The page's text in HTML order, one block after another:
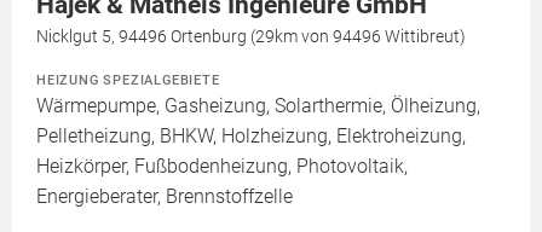
Nicklgut 5, 94496 Ortenburg (29km von 94496 Wittibreut)
HEIZUNG SPEZIALGEBIETE
Wärmepumpe, Gasheizung, Solarthermie, Ölheizung,
Pelletheizung, BHKW, Holzheizung, Elektroheizung,
Heizkörper, Fußbodenheizung, Photovoltaik,
Energieberater, Brennstoffzelle